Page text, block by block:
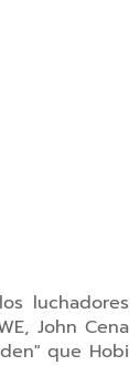
luchadores
John Cena
que Hobi